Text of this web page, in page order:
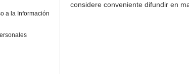
a la Información
considere conveniente difundir en